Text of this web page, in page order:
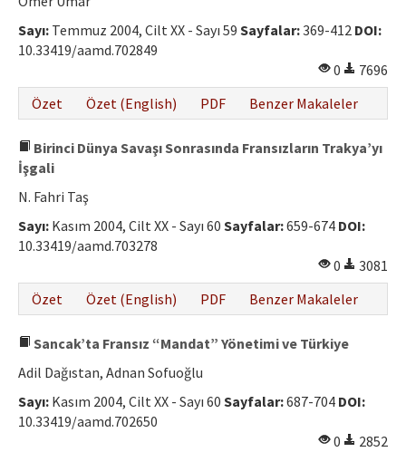
Sayı: Temmuz 2004, Cilt XX - Sayı 59 Sayfalar:369-412 DOI:
10.33419/aamd.702849
0
7696
Özet
Özet (English) PDF Benzer Makaleler
Birinci Dünya Savaşı Sonrasında Fransızların Trakya’yı
İşgali
N. Fahri Taş
Sayı: Kasım 2004, Cilt XX - Sayı 60 Sayfalar:659-674 DOI:
10.33419/aamd.703278
0
3081
Özet
Özet (English) PDF Benzer Makaleler
Sancak’ta Fransız “Mandat” Yönetimi ve Türkiye
Adil Dağıstan, Adnan Sofuoğlu
Sayı: Kasım 2004, Cilt XX - Sayı 60 Sayfalar:687-704 DOI:
10.33419/aamd.702650
0
2852